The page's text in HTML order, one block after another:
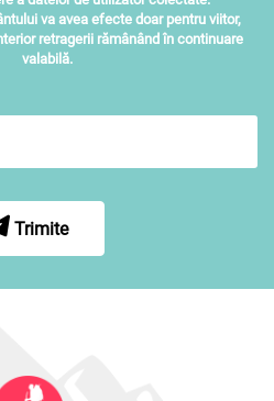
va avea efecte doar pentru viitor,
retragerii rămânând în continuare
valabilă.
Trimite